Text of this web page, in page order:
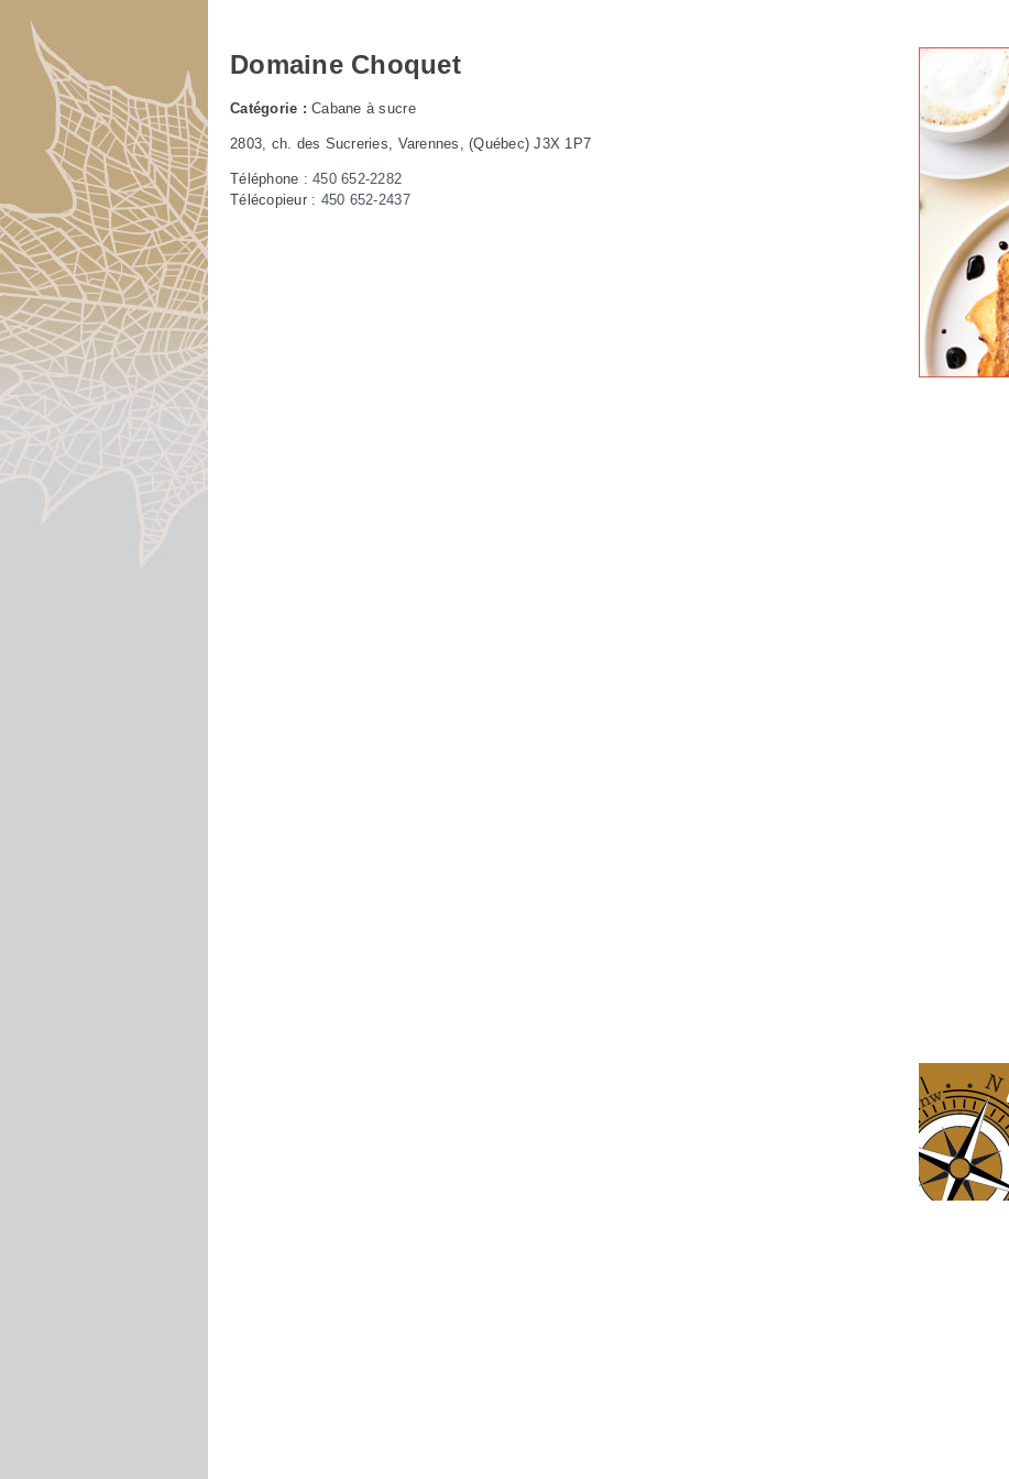
Domaine Choquet
Catégorie : Cabane à sucre
2803, ch. des Sucreries, Varennes, (Québec) J3X 1P7
Téléphone :450 652-2282
Télécopieur : 450 652-2437